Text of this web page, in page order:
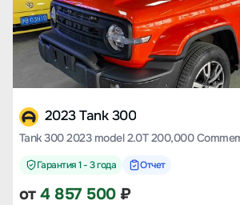
2023 Tank 300
Tank 300 2023 model 2.0T 200,000
Гарантия 1 - 3 года Отчет
от4 857 500₽